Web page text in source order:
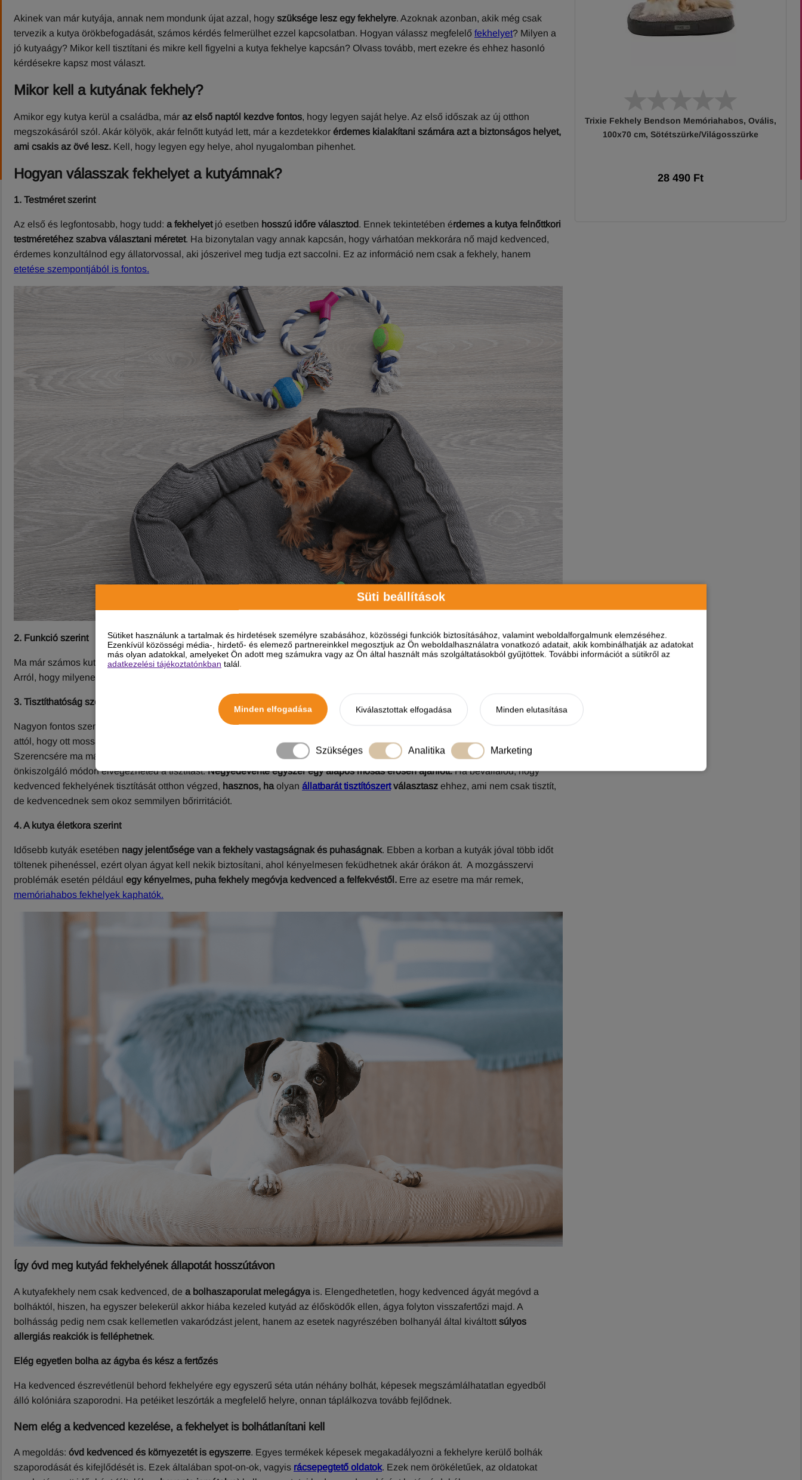
Süti beállítások
Sütiket használunk a tartalmak és hirdetések személyre szabásához, közösségi funkciók biztosításához, valamint weboldalforgalmunk elemzéséhez.
Ezenkívül közösségi média-, hirdető- és elemező partnereinkkel megosztjuk az Ön weboldalhasználatra vonatkozó adatait, akik kombinálhatják az adatokat
más olyan adatokkal, amelyeket Ön adott meg számukra vagy az Ön által használt más szolgáltatásokból gyűjtöttek. További információt a sütikről az
adatkezelési tájékoztatónkban talál.
Minden elfogadása Kiválasztottak elfogadása Minden elutasítása
Szükséges Analitika Marketing
Akinek van már kutyája, annak nem mondunk újat azzal, hogy szüksége lesz egy fekhelyre. Azoknak azonban, akik még csak
tervezik a kutya örökbefogadását, számos kérdés felmerülhet ezzel kapcsolatban. Hogyan válassz megfelelő fekhelyet? Milyen a
jó kutyaágy? Mikor kell tisztítani és mikre kell figyelni a kutya fekhelye kapcsán? Olvass tovább, mert ezekre és ehhez hasonló
kérdésekre kapsz most választ.
Mikor kell a kutyának fekhely?
Amikor egy kutya kerül a családba, már az első naptól kezdve fontos, hogy legyen saját helye. Az első időszak az új otthon
megszokásáról szól. Akár kölyök, akár felnőtt kutyád lett, már a kezdetekkor érdemes kialakítani számára azt a biztonságos helyet,
ami csakis az övé lesz. Kell, hogy legyen egy helye, ahol nyugalomban pihenhet.
Hogyan válasszak fekhelyet a kutyámnak?
1. Testméret szerint
Az első és legfontosabb, hogy tudd: a fekhelyetjó esetben hosszú időre választod. Ennek tekintetében érdemes a kutya felnőttkori
testméretéhez szabva választani méretet. Ha bizonytalan vagy annak kapcsán, hogy várhatóan mekkorára nő majd kedvenced,
érdemes konzultálnod egy állatorvossal, aki jószerivel meg tudja ezt saccolni. Ez az információ nem csak a fekhely, hanem
etetése szempontjából is fontos.
2. Funkció szerint
Ma már számos kutyafekhely közül választhatsz, a plédektől kezdve a fonott kosarakon át egészen a speciális hűtőmatracokig.
Arról, hogy milyenek vannak még,
3. Tisztíthatóság szerint
Nagyon fontos szempont, hogy a fekhely legyen tisztítható. Hasznos, haa huzat cserélhető és mosható
attól, hogy ott mossák a fekhely huzatját, ahol a saját ruháikat is, ennek ellenére nem szabad elhanyagolni a tisztítását.
Szerencsére ma már vannak olyan mosodák, ahol ennek mosását bevállalják. Sőt, akadnak speciális kutyamosodák is, ahol akár
önkiszolgáló módon elvégezheted a tisztítást.Negyedévente egyszer egy alapos mosás erősen ajánlott.Ha bevállalod, hogy
kedvenced fekhelyének tisztítását otthon végzed, hasznos, haolyan állatbarát tisztítószertválasztasz ehhez, ami nem csak tisztít,
de kedvencednek sem okoz semmilyen bőrirritációt.
4. A kutya életkora szerint
Idősebb kutyák esetében nagy jelentősége van a fekhely vastagságnak és puhaságnak. Ebben a korban a kutyák jóval több időt
töltenek pihenéssel, ezért olyan ágyat kell nekik biztosítani, ahol kényelmesen feküdhetnek akár órákon át. A mozgásszervi
problémák esetén például egy kényelmes, puha fekhely megóvja kedvenced a felfekvéstől. Erre az esetre ma már remek,
memóriahabos fekhelyek kaphatók.
Így óvd meg kutyád fekhelyének állapotát hosszútávon
A kutyafekhely nem csak kedvenced, de a bolhaszaporulat melegágyais. Elengedhetetlen, hogy kedvenced ágyát megóvd a
bolháktól, hiszen, ha egyszer belekerül akkor hiába kezeled kutyád az élősködők ellen, ágya folyton visszafertőzi majd. A
bolhásság pedig nem csak kellemetlen vakaródzást jelent, hanem az esetek nagyrészében bolhanyál által kiváltott súlyos
allergiás reakciók is felléphetnek.
Elég egyetlen bolha az ágyba és kész a fertőzés
Ha kedvenced észrevétlenül behord fekhelyére egy egyszerű séta után néhány bolhát, képesek megszámlálhatatlan egyedből
álló kolóniára szaporodni. Ha petéiket leszórták a megfelelő helyre, onnan táplálkozva tovább fejlődnek.
Nem elég a kedvenced kezelése, a fekhelyet is bolhátlanítani kell
A megoldás: óvd kedvenced és környezetét is egyszerre. Egyes termékek képesek megakadályozni a fekhelyre kerülő bolhák
szaporodását és kifejlődését is. Ezek általában spot-on-ok, vagyis rácsepegtető oldatok. Ezek nem örökéletűek, az oldatokat
Trixie Fekhely Bendson Memóriahabos, Ovális,
100x70 cm, Sötétszürke/Világosszürke
28 490 Ft